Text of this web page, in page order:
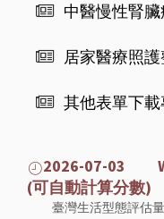
中醫慢性腎
居家醫療照
其他表單下載
2026-07-03
(可自動計算分數)
臺灣生活型態評估